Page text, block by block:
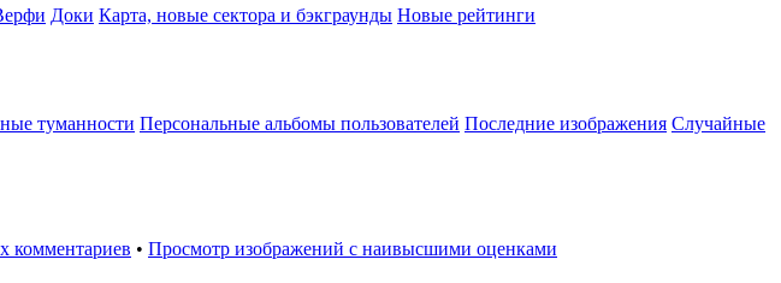
Доки Карта, новые сектора и бэкграунды Новые рейтинги
туманности Персональные альбомы пользователей Последние изображения Случайные
комментариев • Просмотр изображений с наивысшими оценками